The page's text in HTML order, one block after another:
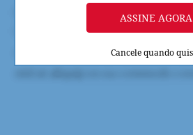
ASSINE AGORA
Cancele quando